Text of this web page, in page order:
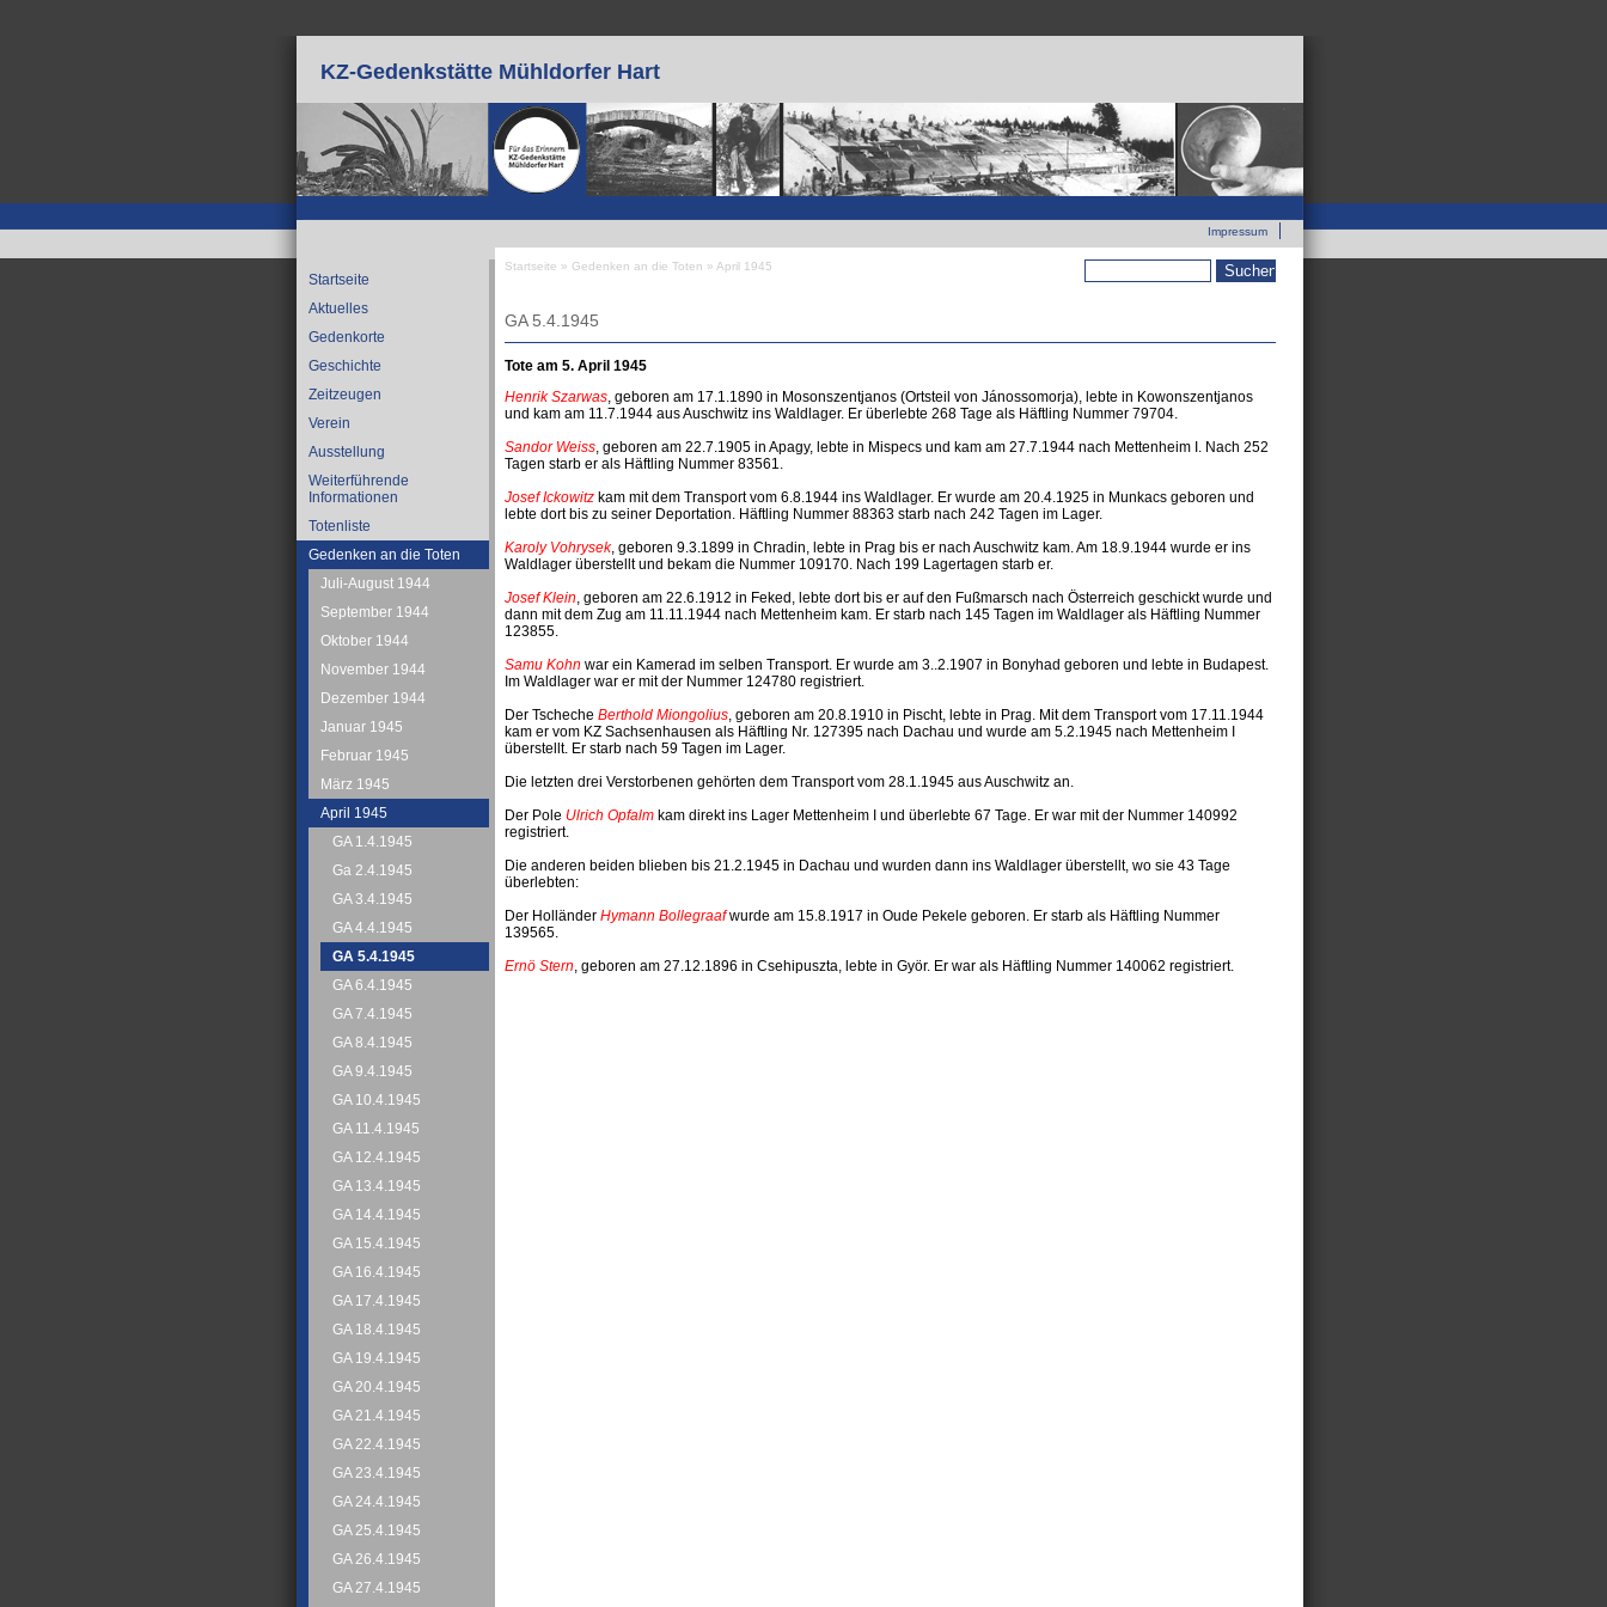
KZ-Gedenkstätte Mühldorfer Hart
Impressum
Startseite
Aktuelles
Gedenkorte
Geschichte
Zeitzeugen
Verein
Ausstellung
Weiterführende
Informationen
Totenliste
Gedenken an die Toten
Juli-August 1944
September 1944
Oktober 1944
November 1944
Dezember 1944
Januar 1945
Februar 1945
März 1945
April 1945
GA 1.4.1945
Ga 2.4.1945
GA 3.4.1945
GA 4.4.1945
GA 5.4.1945
GA 6.4.1945
GA 7.4.1945
GA 8.4.1945
GA 9.4.1945
GA 10.4.1945
GA 11.4.1945
GA 12.4.1945
GA 13.4.1945
GA 14.4.1945
GA 15.4.1945
GA 16.4.1945
GA 17.4.1945
GA 18.4.1945
GA 19.4.1945
GA 20.4.1945
GA 21.4.1945
GA 22.4.1945
GA 23.4.1945
GA 24.4.1945
GA 25.4.1945
GA 26.4.1945
GA 27.4.1945
Suchformular
Startseite » Gedenken an die Toten » April 1945
GA 5.4.1945
Tote am 5. April 1945
Henrik Szarwas , geboren am 17.1.1890 in Mosonszentjanos (Ortsteil von Jánossomorja), lebte in Kowonszentjanos
und kam am 11.7.1944 aus Auschwitz ins Waldlager. Er überlebte 268 Tage als Häftling Nummer 79704.
Sandor Weiss , geboren am 22.7.1905 in Apagy, lebte in Mispecs und kam am 27.7.1944 nach Mettenheim I. Nach 252
Tagen starb er als Häftling Nummer 83561.
Josef Ickowitz kam mit dem Transport vom 6.8.1944 ins Waldlager. Er wurde am 20.4.1925 in Munkacs geboren und
lebte dort bis zu seiner Deportation. Häftling Nummer 88363 starb nach 242 Tagen im Lager.
Karoly Vohrysek, geboren 9.3.1899 in Chradin, lebte in Prag bis er nach Auschwitz kam. Am 18.9.1944 wurde er ins
Waldlager überstellt und bekam die Nummer 109170. Nach 199 Lagertagen starb er.
Josef Klein , geboren am 22.6.1912 in Feked, lebte dort bis er auf den Fußmarsch nach Österreich geschickt wurde und
dann mit dem Zug am 11.11.1944 nach Mettenheim kam. Er starb nach 145 Tagen im Waldlager als Häftling Nummer
123855.
Samu Kohn war ein Kamerad im selben Transport. Er wurde am 3..2.1907 in Bonyhad geboren und lebte in Budapest.
Im Waldlager war er mit der Nummer 124780 registriert.
Der Tscheche Berthold Miongolius , geboren am 20.8.1910 in Pischt, lebte in Prag. Mit dem Transport vom 17.11.1944
kam er vom KZ Sachsenhausen als Häftling Nr. 127395 nach Dachau und wurde am 5.2.1945 nach Mettenheim I
überstellt. Er starb nach 59 Tagen im Lager.
Die letzten drei Verstorbenen gehörten dem Transport vom 28.1.1945 aus Auschwitz an.
Der Pole Ulrich Opfalm kam direkt ins Lager Mettenheim I und überlebte 67 Tage. Er war mit der Nummer 140992
registriert.
Die anderen beiden blieben bis 21.2.1945 in Dachau und wurden dann ins Waldlager überstellt, wo sie 43 Tage
überlebten:
Der Holländer Hymann Bollegraafwurde am 15.8.1917 in Oude Pekele geboren. Er starb als Häftling Nummer
139565.
Ernö Stern , geboren am 27.12.1896 in Csehipuszta, lebte in Györ. Er war als Häftling Nummer 140062 registriert.